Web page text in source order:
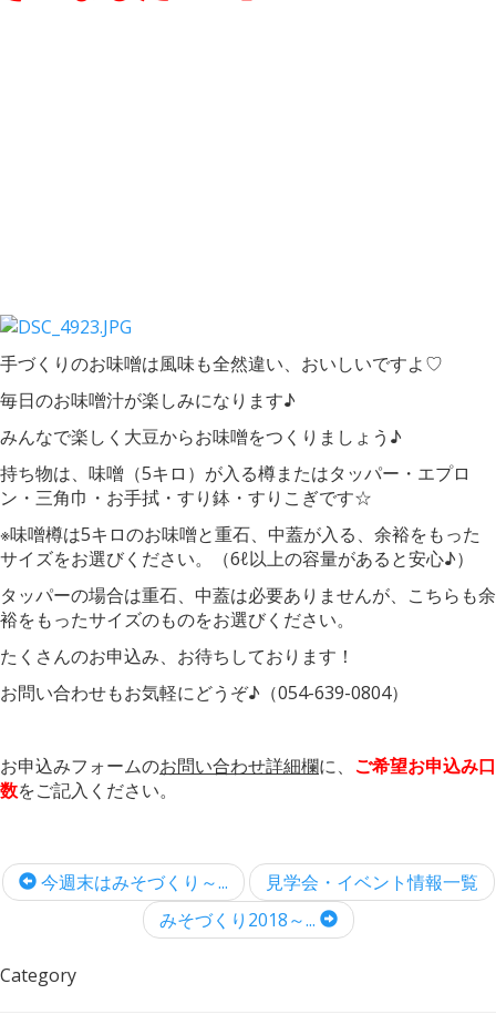
手づくりのお味噌は風味も全然違い、おいしいですよ♡
毎日のお味噌汁が楽しみになります♪
みんなで楽しく大豆からお味噌をつくりましょう♪
持ち物は、味噌（5キロ）が入る樽またはタッパー・エプロ
ン・三角巾・お手拭・すり鉢・すりこぎです☆
※味噌樽は5キロのお味噌と重石、中蓋が入る、余裕をもった
サイズをお選びください。（6ℓ以上の容量があると安心♪）
タッパーの場合は重石、中蓋は必要ありませんが、こちらも余
裕をもったサイズのものをお選びください。
たくさんのお申込み、お待ちしております！
お問い合わせもお気軽にどうぞ♪（054-639-0804）
お申込みフォームのお問い合わせ詳細欄に、 ご希望お申込み口
数をご記入ください。
今週末はみそづくり～...
見学会・イベント情報一覧
みそづくり2018～...
Category